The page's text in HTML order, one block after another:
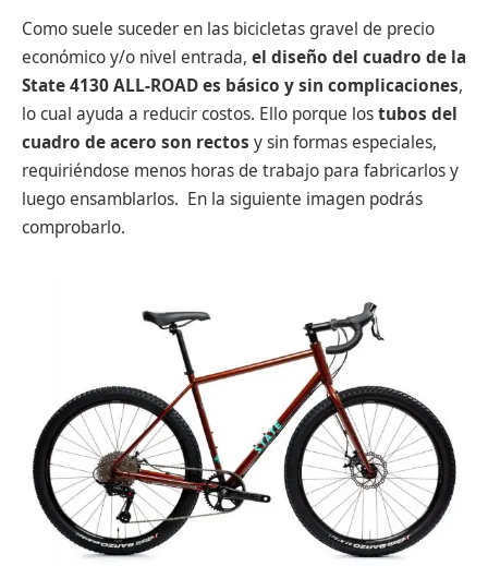
Como suele suceder en las bicicletas gravel de precio
económico y/o nivel entrada, el diseño del cuadro de la
State 4130 ALL-ROAD es básico y sin complicaciones,
lo cual ayuda a reducir costos. Ello porque lostubos del
cuadro de acero son rectos y sin formas especiales,
requiriéndose menos horas de trabajo para fabricarlos y
luego ensamblarlos. En la siguiente imagen podrás
comprobarlo.